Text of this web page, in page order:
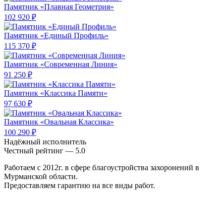
Памятник «Плавная Геометрия»
102 920 ₽
Памятник «Единый Профиль»
115 370 ₽
Памятник «Современная Линия»
91 250 ₽
Памятник «Классика Памяти»
97 630 ₽
Памятник «Овальная Классика»
100 290 ₽
Надёжный исполнитель
Чеcтный рейтинг — 5.0
Работаем с 2012г. в сфере благоустройства захоронений в
Мурманской области.
Предоставляем гарантию на все виды работ.